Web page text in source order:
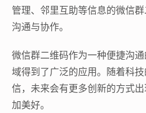
管理、邻里互助等信息的微信
沟通与协作。
微信群二维码作为一种便捷沟
域得到了广泛的应用。随着科
信，未来会有更多创新的方式
加美好。